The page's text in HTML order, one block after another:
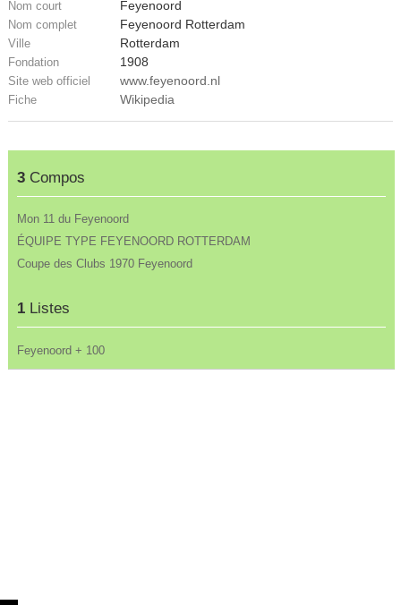
Nom court Feyenoord
Nom complet Feyenoord Rotterdam
Ville Rotterdam
Fondation 1908
Site web officiel www.feyenoord.nl
Fiche Wikipedia
3Compos
Mon 11 du Feyenoord
ÉQUIPE TYPE FEYENOORD ROTTERDAM
Coupe des Clubs 1970 Feyenoord
1Listes
Feyenoord + 100